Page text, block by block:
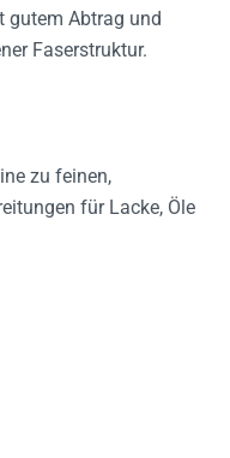
gutem Abtrag und
Faserstruktur.
zu feinen,
für Lacke, Öle